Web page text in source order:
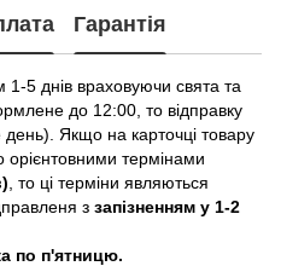
Гарантія
1-5 днів враховуючи свята та
до 12:00, то відправку
Якщо на карточці товару
орієнтовними термінами
, то ці терміни являються
з запізненням у 1-2
по п'ятницю.